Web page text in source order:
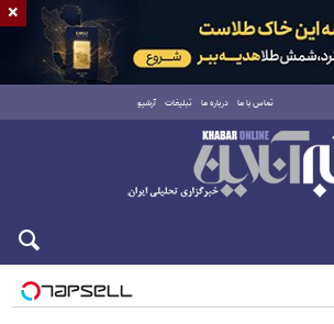
تماس با ما درباره ما تبلیغات آرشیو
۱۵ مرداد ۱۴۰۵
×